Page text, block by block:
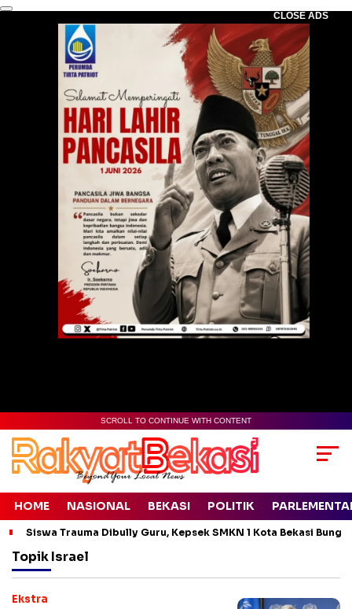
CLOSE ADS
SCROLL TO CONTINUE WITH CONTENT
HOME NASIONAL BEKASI POLITIK
Siswa Trauma Dibully Guru, Kepsek SMKN 1 Kota Bekasi
Topik Israel
Ekstra